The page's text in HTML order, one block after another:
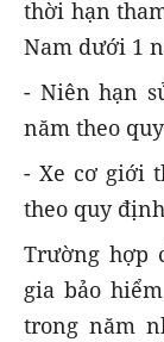
thời hạn
Nam dưới 1
- Niên hạn
năm theo
- Xe cơ giới
theo quy
Trường hợp
gia bảo
trong năm